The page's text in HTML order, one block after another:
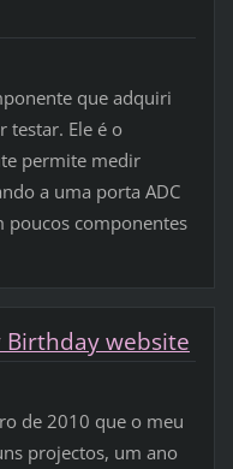
que adquiri
testar. Ele é o
permite medir
a uma porta ADC
poucos componentes
Birthday website
de 2010 que o meu
projectos, um ano